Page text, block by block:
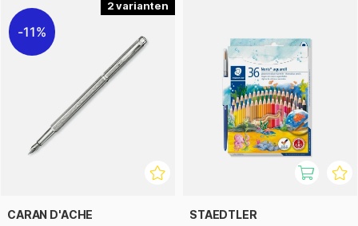
2
11%
CARAN D'ACHE STAEDTLER